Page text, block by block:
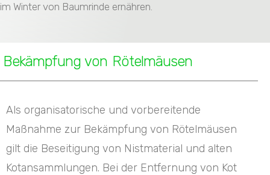
im Winter von Baumrinde ernähren.
Bekämpfung von Rötelmäusen
Als organisatorische und vorbereitende
Maßnahme zur Bekämpfung von Rötelmäusen
gilt die Beseitigung von Nistmaterial und alten
Kotansammlungen. Bei der Entfernung von Kot